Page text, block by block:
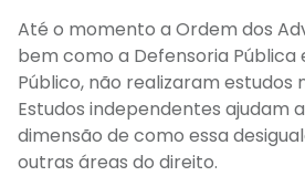
Até o momento a Ordem dos
bem como a Defensoria Pública
Público, não realizaram estudos
Estudos independentes ajudam
dimensão de como essa
outras áreas do direito.